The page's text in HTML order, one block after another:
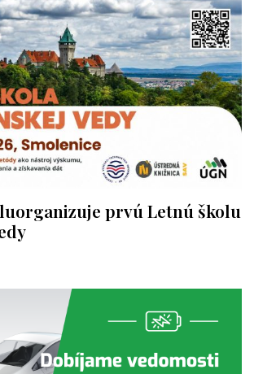
prvú Letnú školu